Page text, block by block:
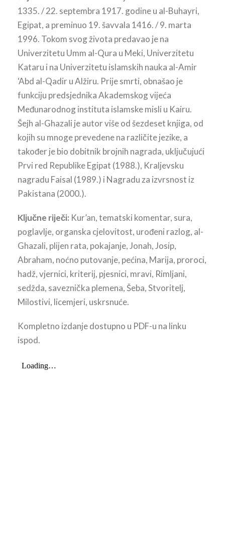
1335. / 22. septembra 1917. godine u al-Buhayri,
Egipat, a preminuo 19. šavvala 1416. / 9. marta
1996. Tokom svog života predavao je na
Univerzitetu Umm al-Qura u Meki, Univerzitetu
Kataru i na Univerzitetu islamskih nauka al-Amir
‘Abd al-Qadir u Alžiru. Prije smrti, obnašao je
funkciju predsjednika Akademskog vijeća
Međunarodnog instituta islamske misli u Kairu.
Šejh al-Ghazali je autor više od šezdeset knjiga, od
kojih su mnoge prevedene na različite jezike, a
također je bio dobitnik brojnih nagrada, uključujući
Prvi red Republike Egipat (1988.), Kraljevsku
nagradu Faisal (1989.) i Nagradu za izvrsnost iz
Pakistana (2000.).
Ključne riječi: Kur’an, tematski komentar, sura,
poglavlje, organska cjelovitost, urođeni razlog, al-
Ghazali, plijen rata, pokajanje, Jonah, Josip,
Abraham, noćno putovanje, pećina, Marija, proroci,
hadž, vjernici, kriterij, pjesnici, mravi, Rimljani,
sedžda, saveznička plemena, Šeba, Stvoritelj,
Milostivi, licemjeri, uskrsnuće.
Kompletno izdanje dostupno u PDF-u na linku
ispod.